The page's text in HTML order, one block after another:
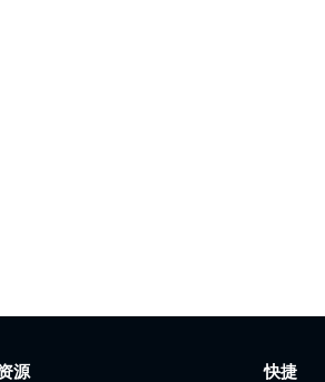
源 快捷